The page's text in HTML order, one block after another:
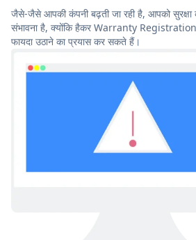
जैसे-जैसे आपकी कंपनी बढ़ती जा रही है, आपको
संभावना है, क्योंकि हैकर Warranty Registration
फायदा उठाने का प्रयास कर सकते हैं।